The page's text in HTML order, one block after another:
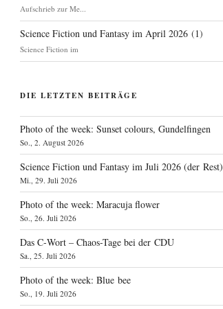
Aufschrieb zur Me...
Science Fiction und Fantasy im April 2026 (1)
Science Fiction im
DIE LETZTEN BEITRÄGE
Photo of the week: Sunset colours, Gundelfingen
So., 2. August 2026
Science Fiction und Fantasy im Juli 2026 (der Rest)
Mi., 29. Juli 2026
Photo of the week: Maracuja flower
So., 26. Juli 2026
Das C‑Wort – Chaos-Tage bei der CDU
Sa., 25. Juli 2026
Photo of the week: Blue bee
So., 19. Juli 2026